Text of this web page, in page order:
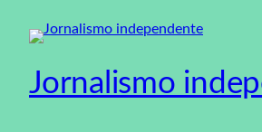
para
conteúdo
Jornalismo